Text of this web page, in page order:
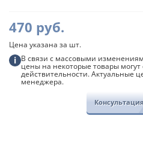
кирпич,
90/125
мм
Grandline
470 руб.
Цена указана за шт.
i В связи с массовыми
цены на некоторые товары могут
действительности. Актуальные
менеджера.